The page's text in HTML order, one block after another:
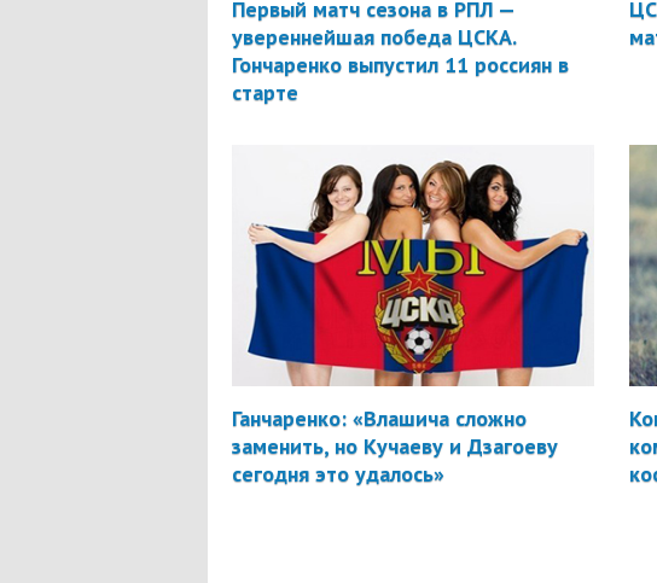
Первый матч сезона в РПЛ —
увереннейшая победа ЦСКА.
Гончаренко выпустил 11 россиян в
старте
Ганчаренко: «Влашича сложно
заменить, но Кучаеву и Дзагоеву
сегодня это удалось»